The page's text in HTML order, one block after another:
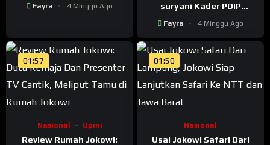
Dekranas di Makassar
Fayra 4 Minggu Ago
suryani Kader PDIP
Tenar! kadernya Banyak
Jadi Maling
Fayra 4 Minggu Ago
01:57
Nasional Opini
Review Rumah Jokowi:
01:50
Nasional
Usai Jokowi Safari Dari